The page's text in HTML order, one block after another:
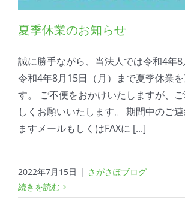
夏季休業のお知らせ
誠に勝手ながら、当法人では令和4年
令和4年8月15日（月）まで夏季休業
す。 ご不便をおかけいたしますが、
しくお願いいたします。 期間中のご
ますメールもしくはFAXに [...]
2022年7月15日 | さがさぽブログ
続きを読む